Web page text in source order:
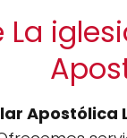
Apostólica